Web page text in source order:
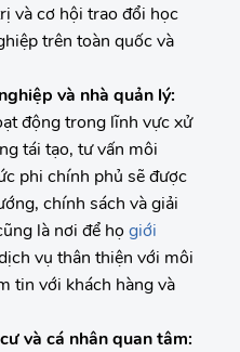
và cơ hội trao đổi học
trên toàn quốc và
và nhà quản lý:
động trong lĩnh vực xử
tái tạo, tư vấn môi
phi chính phủ sẽ được
chính sách và giải
là nơi để họ giới
vụ thân thiện với môi
tin với khách hàng và
và cá nhân quan tâm: